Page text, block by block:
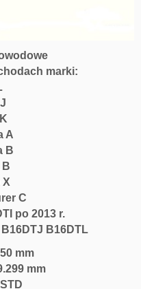
marki:
A
B
B
X
C
po 2013 r.
B16DTL
mm
mm